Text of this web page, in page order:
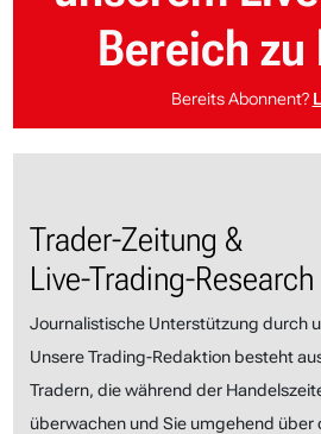
Bereich zu
Bereits Abonnent?
Trader-Zeitung &
Live-Trading-Research
Journalistische Unterstützung durch
Unsere Trading-Redaktion besteht
Tradern, die während der
überwachen und Sie umgehend